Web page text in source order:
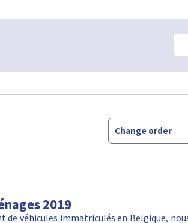
Change order
2019
véhicules immatriculés en Belgique,